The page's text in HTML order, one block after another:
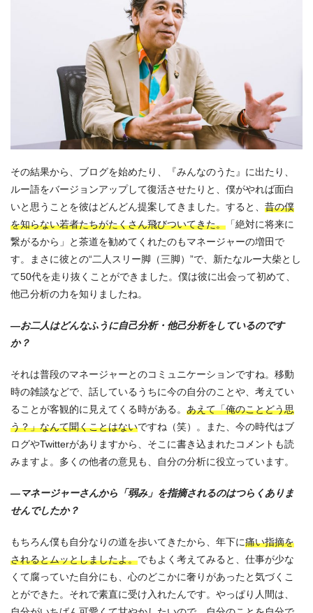
その結果から、ブログを始めたり、『みんなのうた』に出たり、
ルー語をバージョンアップして復活させたりと、僕がやれば面白
いと思うことを彼はどんどん提案してきました。すると、 昔の僕
を知らない若者たちがたくさん飛びついてきた。 「絶対に将来に
繋がるから」と茶道を勧めてくれたのもマネージャーの増田で
す。まさに彼との“二人スリー脚（三脚）”で、新たなルー大柴とし
て50代を走り抜くことができました。僕は彼に出会って初めて、
他己分析の力を知りましたね。
—お二人はどんなふうに自己分析・他己分析をしているのです
か？
それは普段のマネージャーとのコミュニケーションですね。移動
時の雑談などで、話しているうちに今の自分のことや、考えてい
ることが客観的に見えてくる時がある。 あえて「俺のことどう思
う？」なんて聞くことはないですね（笑）。また、今の時代はブ
ログやTwitterがありますから、そこに書き込まれたコメントも読
みますよ。多くの他者の意見も、自分の分析に役立っています。
—マネージャーさんから「弱み」を指摘されるのはつらくありま
せんでしたか？
もちろん僕も自分なりの道を歩いてきたから、年下に痛い指摘を
されるとムッとしましたよ。でもよく考えてみると、仕事が少な
くて腐っていた自分にも、心のどこかに奢りがあったと気づくこ
とができた。それで素直に受け入れたんです。やっぱり人間は、